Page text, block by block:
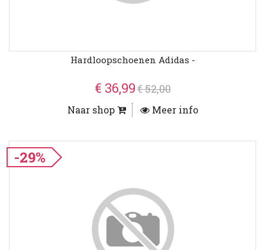
Hardloopschoenen Adidas -
€ 36,99€ 52,00
Naar shop Meer info
-29%